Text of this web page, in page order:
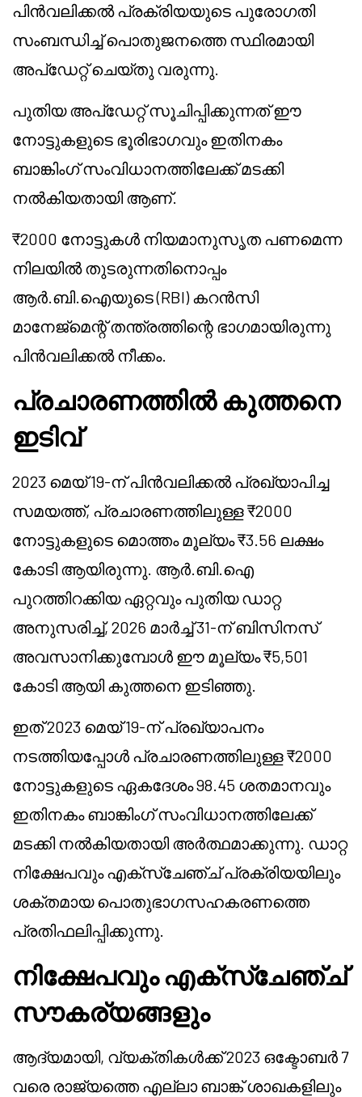
പിൻവലിക്കൽ പ്രക്രിയയുടെ പുരോഗതി
സംബന്ധിച്ച് പൊതുജനത്തെ സ്ഥിരമായി
അപ്‌ഡേറ്റ് ചെയ്തു വരുന്നു.
പുതിയ അപ്‌ഡേറ്റ് സൂചിപ്പിക്കുന്നത് ഈ
നോട്ടുകളുടെ ഭൂരിഭാഗവും ഇതിനകം
ബാങ്കിംഗ് സംവിധാനത്തിലേക്ക് മടക്കി
നൽകിയതായി ആണ്.
₹2000 നോട്ടുകൾ നിയമാനുസൃത പണമെന്ന
നിലയിൽ തുടരുന്നതിനൊപ്പം
ആർ.ബി.ഐയുടെ (RBI) കറൻസി
മാനേജ്മെന്റ് തന്ത്രത്തിന്റെ ഭാഗമായിരുന്നു
പിൻവലിക്കൽ നീക്കം.
പ്രചാരണത്തിൽ കുത്തനെ
ഇടിവ്
2023 മെയ് 19-ന് പിൻവലിക്കൽ പ്രഖ്യാപിച്ച
സമയത്ത്, പ്രചാരണത്തിലുള്ള ₹2000
നോട്ടുകളുടെ മൊത്തം മൂല്യം ₹3.56 ലക്ഷം
കോടി ആയിരുന്നു. ആർ.ബി.ഐ
പുറത്തിറക്കിയ ഏറ്റവും പുതിയ ഡാറ്റ
അനുസരിച്ച്, 2026 മാർച്ച് 31-ന് ബിസിനസ്
അവസാനിക്കുമ്പോൾ ഈ മൂല്യം ₹5,501
കോടി ആയി കുത്തനെ ഇടിഞ്ഞു.
ഇത് 2023 മെയ് 19-ന് പ്രഖ്യാപനം
നടത്തിയപ്പോൾ പ്രചാരണത്തിലുള്ള ₹2000
നോട്ടുകളുടെ ഏകദേശം 98.45 ശതമാനവും
ഇതിനകം ബാങ്കിംഗ് സംവിധാനത്തിലേക്ക്
മടക്കി നൽകിയതായി അർത്ഥമാക്കുന്നു. ഡാറ്റ
നിക്ഷേപവും എക്സ്ചേഞ്ച് പ്രക്രിയയിലും
ശക്തമായ പൊതുഭാഗസഹകരണത്തെ
പ്രതിഫലിപ്പിക്കുന്നു.
നിക്ഷേപവും എക്സ്ചേഞ്ച്
സൗകര്യങ്ങളും
ആദ്യമായി, വ്യക്തികൾക്ക് 2023 ഒക്ടോബർ 7
വരെ രാജ്യത്തെ എല്ലാ ബാങ്ക് ശാഖകളിലും